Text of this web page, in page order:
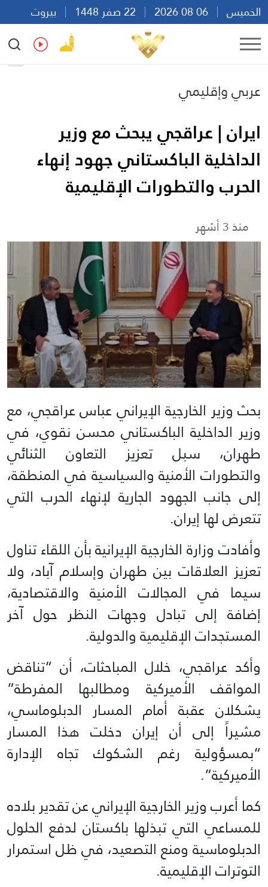
الخميس
بيروت
15:55
Ar
عربي وإقليمي
ايران | عراقجي يبحث مع وزير
الداخلية الباكستاني جهود إنهاء
الحرب والتطورات الإقليمية
منذ 3 أشهر
بحث وزير الخارجية الإيراني عباس عراقجي، مع
وزير الداخلية الباكستاني محسن نقوي، في
طهران، سبل تعزيز التعاون الثنائي
والتطورات الأمنية والسياسية في المنطقة،
إلى جانب الجهود الجارية لإنهاء الحرب التي
تتعرض لها إيران.
وأفادت وزارة الخارجية الإيرانية بأن اللقاء تناول
تعزيز العلاقات بين طهران وإسلام آباد، ولا
سيما في المجالات الأمنية والاقتصادية،
إضافة إلى تبادل وجهات النظر حول آخر
المستجدات الإقليمية والدولية.
وأكد عراقجي، خلال المباحثات، أن “تناقض
المواقف الأميركية ومطالبها المفرطة”
يشكلان عقبة أمام المسار الدبلوماسي،
مشيراً إلى أن إيران دخلت هذا المسار
“بمسؤولية رغم الشكوك تجاه الإدارة
الأميركية”.
كما أعرب وزير الخارجية الإيراني عن تقدير بلاده
للمساعي التي تبذلها باكستان لدفع الحلول
الدبلوماسية ومنع التصعيد، في ظل استمرار
التوترات الإقليمية.